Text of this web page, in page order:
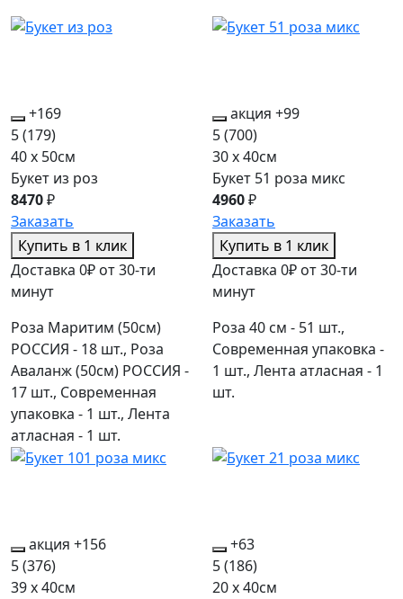
+169
5(179)
40 x 50см
Букет из роз
8470₽
Заказать
Купить в 1 клик
Доставка 0₽ от 30-ти
минут
Роза Маритим (50см)
РОССИЯ - 18 шт., Роза
Аваланж (50см) РОССИЯ -
17 шт., Современная
упаковка - 1 шт., Лента
атласная - 1 шт.
акция +99
5(700)
30 x 40см
Букет 51 роза микс
4960₽
Заказать
Купить в 1 клик
Доставка 0₽ от 30-ти
минут
Роза 40 см - 51 шт.,
Современная упаковка -
1 шт., Лента атласная - 1
шт.
акция +156
5(376)
39 x 40см
+63
5(186)
20 x 40см